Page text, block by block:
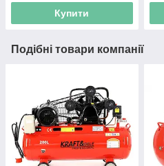
Купити
Подібні товари компанії